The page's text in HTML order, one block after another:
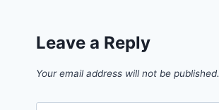
Leave a Reply
Your email address will not be published.